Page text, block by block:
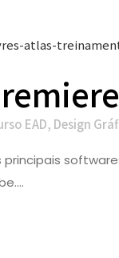
EAD, Design
principais